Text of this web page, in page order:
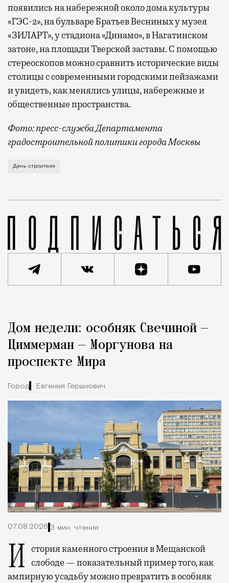
появились на набережной около дома культуры
«ГЭС-2», на бульваре Братьев Весниных у музея
«ЗИЛАРТ», у стадиона «Динамо», в Нагатинском
затоне, на площади Тверской заставы. С помощью
стереоскопов можно сравнить исторические виды
столицы с современными городскими пейзажами
и увидеть, как менялись улицы, набережные и
общественные пространства.
Фото: пресс-служба Департамента
градостроительной политики города Москвы
В этом году профессиональный праздник День
День строителя
Город
Дом недели: особняк Свечиной —
Циммерман — Моргунова на
проспекте Мира
Город Евгения Гершкович
07.08.2026 3 мин. чтения
История каменного строения в Мещанской слободе — показательный пример того, как
ампирную усадьбу можно превратить в особняк